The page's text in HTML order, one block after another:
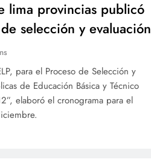
lima provincias publicó
selección y evaluación
para el Proceso de Selección y
de Educación Básica y Técnico
elaboró el cronograma para el